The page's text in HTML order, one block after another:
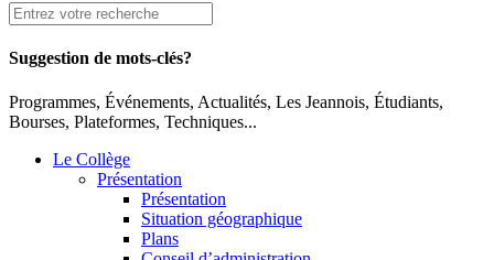
Suggestion de mots-clés?
Programmes, Événements, Actualités, Les Jeannois, Étudiants,
Bourses, Plateformes, Techniques...
Le Collège
Présentation
Présentation
Situation géographique
Plans